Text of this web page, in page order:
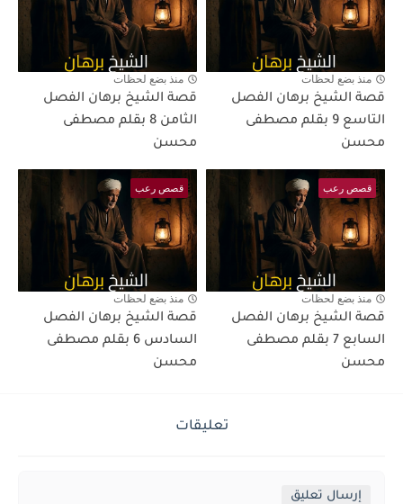
منذ بضع لحظات
قصة الشيخ برهان الفصل
التاسع 9 بقلم مصطفى
محسن
منذ بضع لحظات
قصة الشيخ برهان الفصل
الثامن 8 بقلم مصطفى
محسن
قصص رعب
منذ بضع لحظات
قصة الشيخ برهان الفصل
السابع 7 بقلم مصطفى
محسن
قصص رعب
منذ بضع لحظات
قصة الشيخ برهان الفصل
السادس 6 بقلم مصطفى
محسن
تعليقات
إرسال تعليق